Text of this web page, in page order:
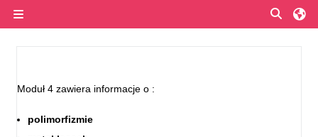
Moduł 4 zawiera informacje o :
polimorfizmie